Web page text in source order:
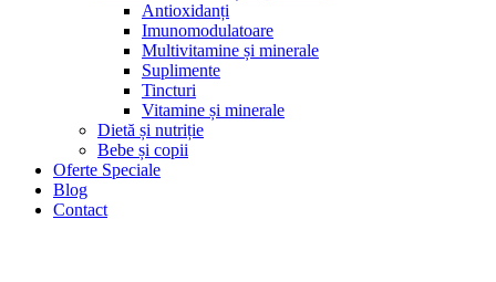
Antioxidanți
Imunomodulatoare
Multivitamine și minerale
Suplimente
Tincturi
Vitamine și minerale
Dietă și nutriție
Bebe și copii
Oferte Speciale
Blog
Contact